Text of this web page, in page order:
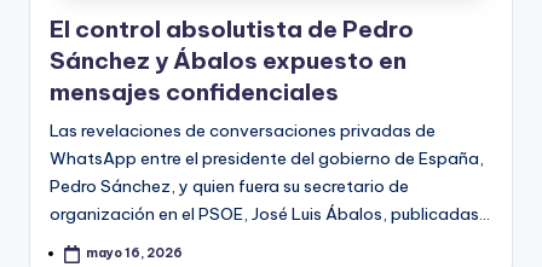
El control absolutista de Pedro
Sánchez y Ábalos expuesto en
mensajes confidenciales
Las revelaciones de conversaciones privadas de
WhatsApp entre el presidente del gobierno de España,
Pedro Sánchez, y quien fuera su secretario de
organización en el PSOE, José Luis Ábalos, publicadas…
mayo 16, 2026